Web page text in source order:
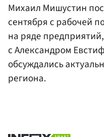
Михаил Мишустин
сентября с рабочей
на ряде
с Александром
обсуждались
региона.